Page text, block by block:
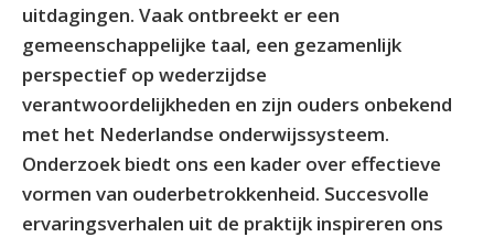
uitdagingen. Vaak ontbreekt er een
gemeenschappelijke taal, een gezamenlijk
perspectief op wederzijdse
verantwoordelijkheden en zijn ouders onbekend
met het Nederlandse onderwijssysteem.
Onderzoek biedt ons een kader over effectieve
vormen van ouderbetrokkenheid. Succesvolle
ervaringsverhalen uit de praktijk inspireren ons